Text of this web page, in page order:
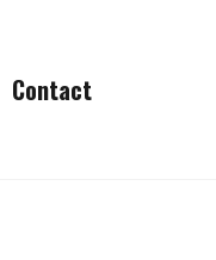
Contact